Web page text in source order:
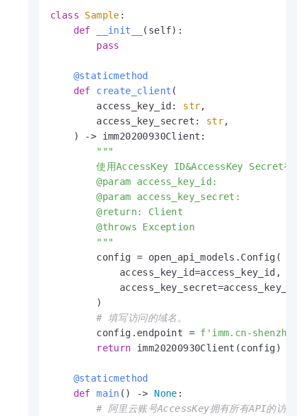
class Sample :
def
__init__ ( self):
pass
    @staticmethod
def
create_client (
        access_key_id:
str,
        access_key_secret:
str,
) -> imm20200930Client:
"""
使用AccessKey ID&AccessKey Secret初始
        @param access_key_id:
        @param access_key_secret:
        @return: Client
        @throws Exception
        """
        config = open_api_models.Config(
            access_key_id=access_key_id,
        )
# 填写访问的域名。
        config.endpoint =
f'imm.cn-
return imm20200930Client(config)
    @staticmethod
def main () -> None :
# 阿里云账号AccessKey拥有所有API的访问权